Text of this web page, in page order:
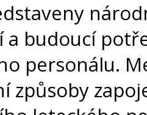
a budoucí
personálu.
způsoby